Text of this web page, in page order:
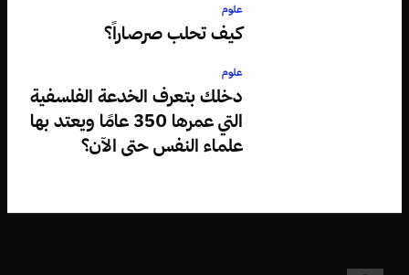
علوم
كيف تحلب صرصاراً؟
علوم
دخلك بتعرف الخدعة الفلسفية
التي عمرها 350 عامًا ويعتد بها
علماء النفس حتى الآن؟